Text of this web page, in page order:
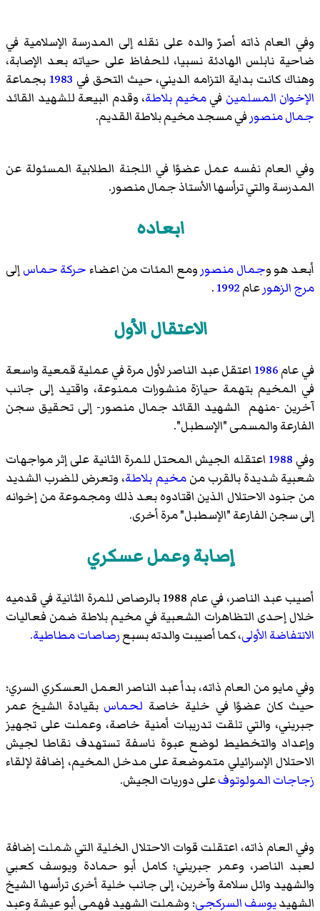
وفي العام ذاته أصرّ والده على نقله إلى المدرسة الإسلامية في
ضاحية نابلس الهادئة نسبيا، للحفاظ على حياته بعد الإصابة،
وهناك كانت بداية التزامه الديني، حيث التحق في 1983 بجماعة
الإخوان المسلمين فيمخيم بلاطة، وقدم البيعة للشهيد القائد
جمال منصورفي مسجد مخيم بلاطة القديم.
وفي العام نفسه عمل عضوًا في اللجنة الطلابية المسئولة عن
المدرسة والتي ترأسها الأستاذ جمال منصور.
ابعاده
أبعد هو وجمال منصور ومع المئات من اعضاء حركة حماسإلى
مرج الزهورعام1992
.
الاعتقال الأول
في عام1986 اعتقل عبد الناصر لأول مرة في عملية قمعية واسعة
في المخيم بتهمة حيازة منشورات ممنوعة، واقتيد إلى جانب
آخرين -منهم الشهيد القائد جمال منصور- إلى تحقيق سجن
الفارعةوالمسمى "الإسطبل".
وفي 1988 اعتقله الجيش المحتل للمرة الثانية على إثر مواجهات
شعبية شديدة بالقرب منمخيم بلاطة، وتعرض للضرب الشديد
من جنود الاحتلال الذين اقتادوه بعد ذلك ومجموعة من إخوانه
إلى سجن الفارعة "الإسطبل" مرة أخرى.
إصابة وعمل عسكري
أصيب عبد الناصر، في عام 1988 بالرصاص للمرة الثانية في قدميه
خلال إحدى التظاهرات الشعبية في مخيم بلاطة ضمن فعاليات
الانتفاضة الأولى، كما أصيبت والدته بسبعرصاصات مطاطية.
وفي مايو من العام ذاته، بدأ عبد الناصر العمل العسكري السري؛
حيث كان عضوًا في خلية خاصة لحماس بقيادة الشيخ عمر
جبريني، والتي تلقت تدريبات أمنية خاصة، وعملت على تجهيز
وإعداد والتخطيط لوضع عبوة ناسفة تستهدف نقاطا لجيش
الاحتلال الإسرائيلي متموضعة على مدخل المخيم، إضافة لإلقاء
زجاجات المولوتوفعلى دوريات الجيش.
وفي العام ذاته، اعتقلت قوات الاحتلال الخلية التي شملت إضافة
لعبد الناصر، وعمر جبريني؛ كامل أبو حمادة ويوسف كعبي
والشهيد وائل سلامة وآخرين، إلى جانب خلية أخرى ترأسها الشيخ
الشهيديوسف السركجي؛ وشملت الشهيدفهمي أبو عيشةوعبد